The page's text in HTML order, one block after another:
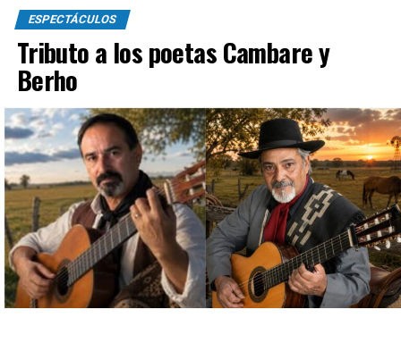
ESPECTÁCULOS
Tributo a los poetas Cambare y
Berho